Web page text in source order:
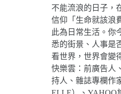
不能流浪的日子，
信仰「生命就該浪
此為日常生活。你
悉的街景、人事是
看世界，世界會變
快樂雲：前廣告人
持人、雜誌專欄作